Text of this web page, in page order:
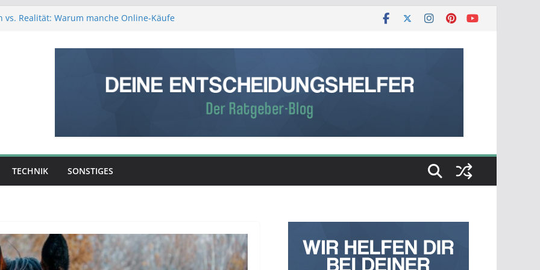
vs. Realität: Warum manche Online-Käufe
über Erfolg entscheidet – was Sie über
wissen sollten
den Versandalltag spürbar
mehr Schutz, weniger Aufwand
TECHNIK SONSTIGES